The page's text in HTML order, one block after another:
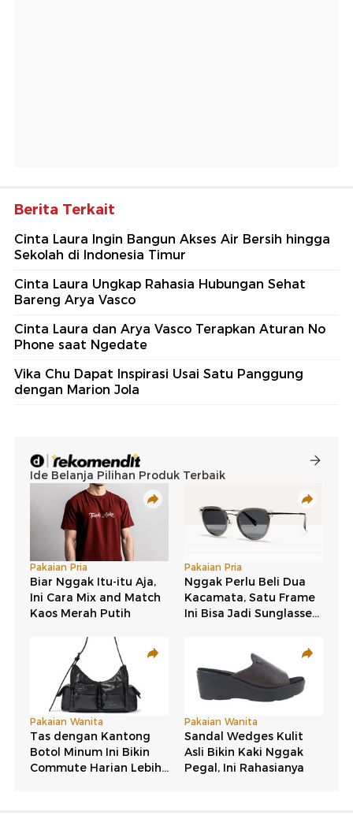
Berita Terkait
Cinta Laura Ingin Bangun Akses Air Bersih hingga
Sekolah di Indonesia Timur
Cinta Laura Ungkap Rahasia Hubungan Sehat
Bareng Arya Vasco
Cinta Laura dan Arya Vasco Terapkan Aturan No
Phone saat Ngedate
Vika Chu Dapat Inspirasi Usai Satu Panggung
dengan Marion Jola